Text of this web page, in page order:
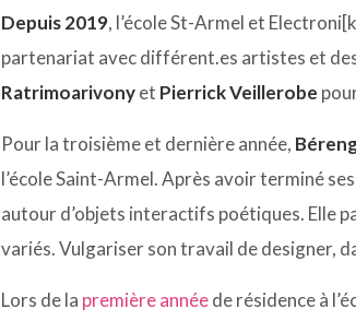
Depuis 2019, l’école St-Armel et
partenariat avec différent.es artistes et
Ratrimoarivonyet Pierrick Veillerobe
Pour la troisième et dernière année,
l’école Saint-Armel. Après avoir terminé
autour d’objets interactifs poétiques. Elle
variés. Vulgariser son travail de designer,
Lors de la première annéede résidence à